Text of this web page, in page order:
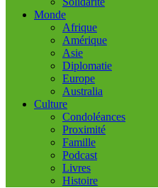
Monde
Afrique
Amérique
Asie
Diplomatie
Europe
Australia
Culture
Condoléances
Proximité
Famille
Podcast
Livres
Histoire